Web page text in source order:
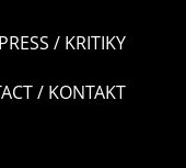
PRESS / KRITIKY
/ KONTAKT